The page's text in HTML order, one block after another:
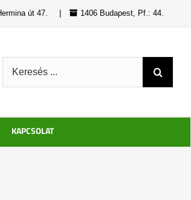
út 47. 1406 Budapest, Pf.: 44.
KAPCSOLAT